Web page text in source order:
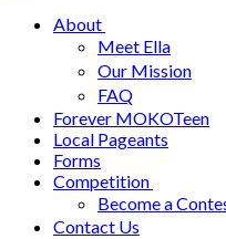
About
Meet Ella
Our Mission
FAQ
Forever MOKOTeen
Local Pageants
Forms
Competition
Become a
Contact Us